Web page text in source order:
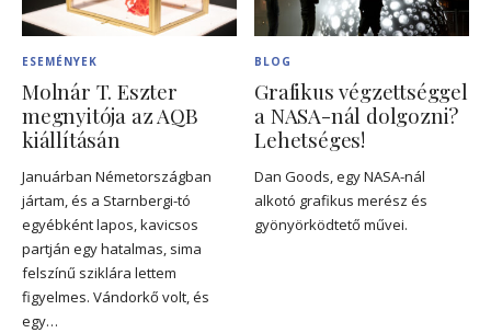
ESEMÉNYEK
Molnár T. Eszter
megnyitója az AQB
kiállításán
Januárban Németországban
jártam, és a Starnbergi-tó
egyébként lapos, kavicsos
partján egy hatalmas, sima
felszínű sziklára lettem
figyelmes. Vándorkő volt, és
egy…
BLOG
Grafikus végzettséggel
a NASA-nál dolgozni?
Lehetséges!
Dan Goods, egy NASA-nál
alkotó grafikus merész és
gyönyörködtető művei.